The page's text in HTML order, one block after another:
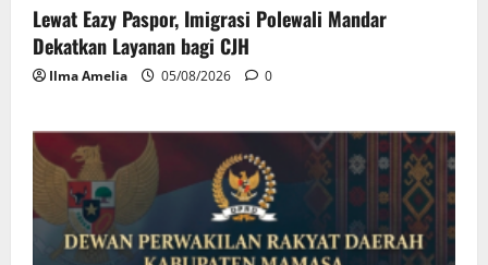
Lewat Eazy Paspor, Imigrasi Polewali Mandar
Dekatkan Layanan bagi CJH
Ilma Amelia 05/08/2026 0